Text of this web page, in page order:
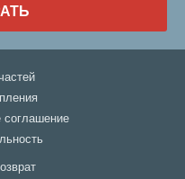
соглашение